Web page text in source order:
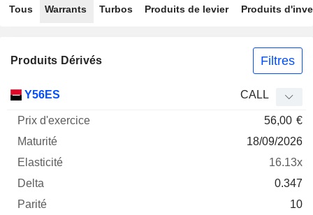
Tous Warrants Turbos Produits de levier Produits
Produits Dérivés Filtres
Mnemo Type
Parité
Y56ES CALL
56,00 €
18/09/2026
16.13x
0.347
10